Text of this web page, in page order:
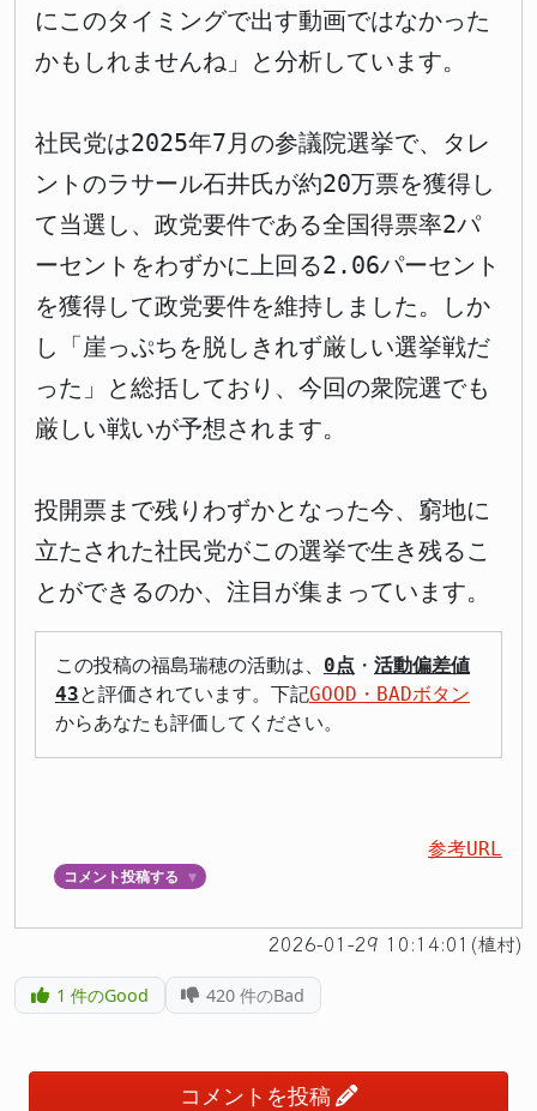
にこのタイミングで出す動画ではなかった
かもしれませんね」と分析しています。
社民党は2025年7月の参議院選挙で、タレ
ントのラサール石井氏が約20万票を獲得し
て当選し、政党要件である全国得票率2パ
ーセントをわずかに上回る2.06パーセント
を獲得して政党要件を維持しました。しか
し「崖っぷちを脱しきれず厳しい選挙戦だ
った」と総括しており、今回の衆院選でも
厳しい戦いが予想されます。
投開票まで残りわずかとなった今、窮地に
立たされた社民党がこの選挙で生き残るこ
とができるのか、注目が集まっています。
この投稿の福島瑞穂の活動は、 0点 ・ 活動偏差値
43と評価されています。下記GOOD・BADボタン
からあなたも評価してください。
参考URL
コメント投稿する ▼
2026-01-29 10:14:01(植村)
1 件のGood 420 件のBad
コメントを投稿